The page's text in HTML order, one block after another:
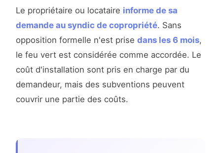
Le propriétaire ou locataire informe de sa
demande au syndic de copropriété. Sans
opposition formelle n'est prise dans les 6 mois,
le feu vert est considérée comme accordée. Le
coût d'installation sont pris en charge par du
demandeur, mais des subventions peuvent
couvrir une partie des coûts.